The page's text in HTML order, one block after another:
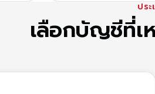
ปร
เลือกบัญชีที่เ